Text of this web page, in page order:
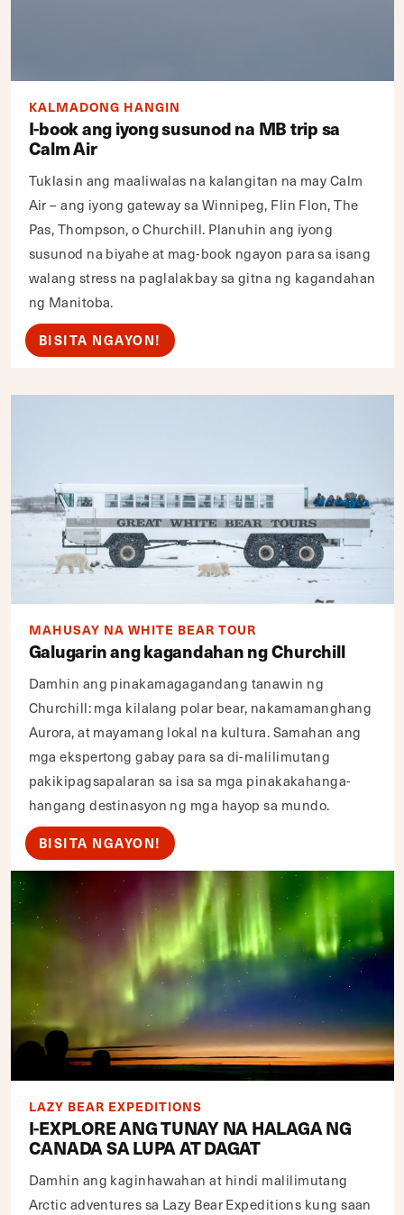
KALMADONG HANGIN
I-book ang iyong susunod na MB trip sa
Calm Air
Tuklasin ang maaliwalas na kalangitan na may Calm
Air – ang iyong gateway sa Winnipeg, Flin Flon, The
Pas, Thompson, o Churchill. Planuhin ang iyong
susunod na biyahe at mag-book ngayon para sa isang
walang stress na paglalakbay sa gitna ng kagandahan
ng Manitoba.
BISITA NGAYON!
MAHUSAY NA WHITE BEAR TOUR
Galugarin ang kagandahan ng Churchill
Damhin ang pinakamagagandang tanawin ng
Churchill: mga kilalang polar bear, nakamamanghang
Aurora, at mayamang lokal na kultura. Samahan ang
mga ekspertong gabay para sa di-malilimutang
pakikipagsapalaran sa isa sa mga pinakakahanga-
hangang destinasyon ng mga hayop sa mundo.
BISITA NGAYON!
LAZY BEAR EXPEDITIONS
I-EXPLORE ANG TUNAY NA HALAGA NG
CANADA SA LUPA AT DAGAT
Damhin ang kaginhawahan at hindi malilimutang
Arctic adventures sa Lazy Bear Expeditions kung saan